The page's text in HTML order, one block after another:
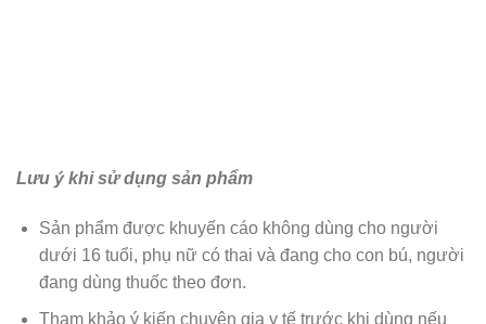
Lưu ý khi sử dụng sản phẩm
Sản phẩm được khuyến cáo không dùng cho người
dưới 16 tuổi, phụ nữ có thai và đang cho con bú, người
đang dùng thuốc theo đơn.
Tham khảo ý kiến chuyên gia y tế trước khi dùng nếu